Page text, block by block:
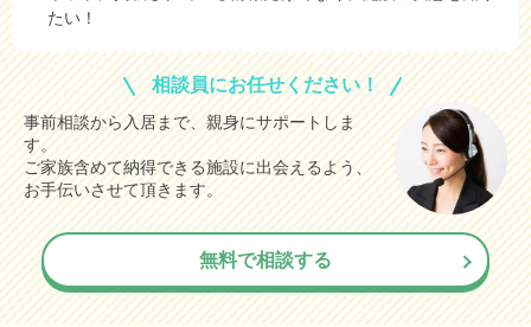
たい！
相談員にお任せください！
事前相談から入居まで、親身にサポートしま
す。
ご家族含めて納得できる施設に出会えるよう、
お手伝いさせて頂きます。
無料で相談する